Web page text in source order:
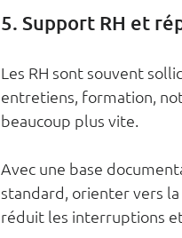
5. Support RH et
Les RH sont souvent
entretiens, formation,
beaucoup plus vite.
Avec une base
standard, orienter vers
réduit les interruptions